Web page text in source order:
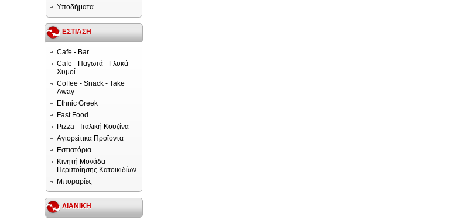
Υποδήματα
ΕΣΤΙΑΣΗ
Cafe - Bar
Cafe - Παγωτά - Γλυκά -
Χυμοί
Coffee - Snack - Take
Away
Ethnic Greek
Fast Food
Pizza - Ιταλική Κουζίνα
Αγιορείτικα Προϊόντα
Εστιατόρια
Κινητή Μονάδα
Περιποίησης Κατοικιδίων
Μπυραρίες
ΛΙΑΝΙΚΗ